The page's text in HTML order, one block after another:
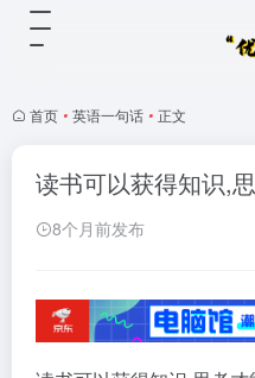
首页 • 英语一句话 • 正文
读书可以获得知识,
8个月前发布